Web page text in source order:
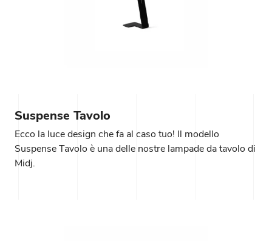
Suspense Tavolo
Ecco la luce design che fa al caso tuo! Il modello
Suspense Tavolo è una delle nostre lampade da tavolo di
Midj.